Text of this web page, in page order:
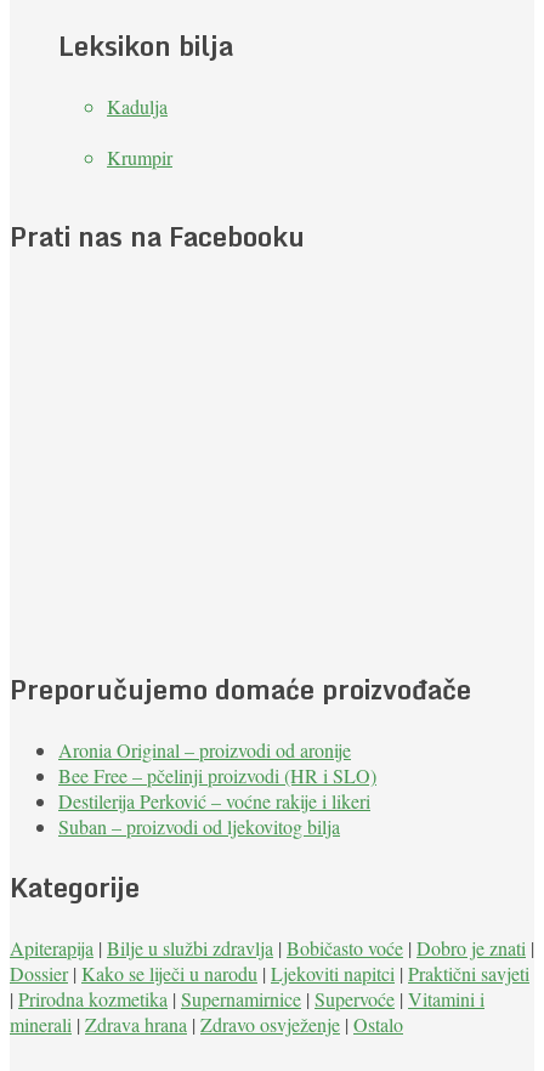
Leksikon bilja
Kadulja
Krumpir
Prati nas na Facebooku
Preporučujemo domaće proizvođače
Aronia Original – proizvodi od aronije
Bee Free – pčelinji proizvodi (HR i SLO)
Destilerija Perković – voćne rakije i likeri
Suban – proizvodi od ljekovitog bilja
Kategorije
Apiterapija | Bilje u službi zdravlja | Bobičasto voće | Dobro je znati |
Dossier| Kako se liječi u narodu | Ljekoviti napitci | Praktični savjeti
| Prirodna kozmetika | Supernamirnice | Supervoće | Vitamini i
minerali | Zdrava hrana | Zdravo osvježenje | Ostalo